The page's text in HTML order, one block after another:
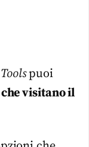
puoi
visitano il